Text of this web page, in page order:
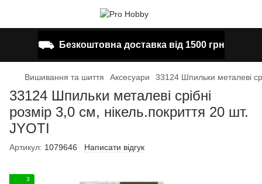
⛟ Безкоштовна доставка від 1500 грн
Вишивання та шиття Аксесуари 33124 Шпильки металеві
33124 Шпильки металеві срібні
розмір 3,0 см, нікель.покриття 20 шт.
JYOTI
Артикул: 1079646 Написати відгук
3